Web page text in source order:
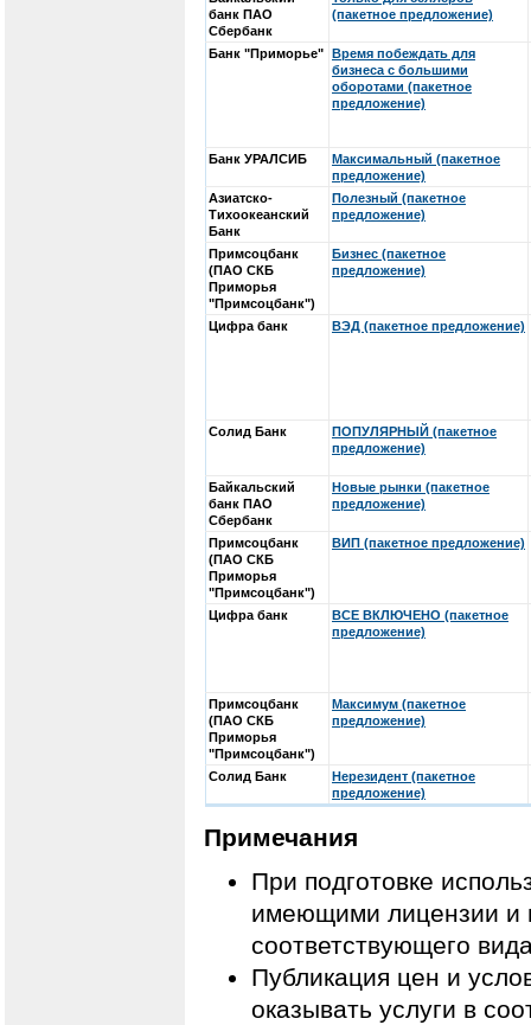
банк ПАО
Сбербанк
(пакетное предложение)
Банк "Приморье" Время побеждать для
бизнеса с большими
оборотами (пакетное
предложение)
Банк УРАЛСИБ
Максимальный (пакетное
предложение)
Азиатско-
Тихоокеанский
Банк
Полезный (пакетное
предложение)
Примсоцбанк
(ПАО СКБ
Приморья
"Примсоцбанк")
Бизнес (пакетное
предложение)
Цифра банк ВЭД (пакетное предложение)
Солид Банк
ПОПУЛЯРНЫЙ (пакетное
предложение)
Байкальский
банк ПАО
Сбербанк
Новые рынки (пакетное
предложение)
Примсоцбанк
(ПАО СКБ
Приморья
"Примсоцбанк")
ВИП (пакетное предложение)
Цифра банк
ВСЕ ВКЛЮЧЕНО (пакетное
предложение)
Примсоцбанк
(ПАО СКБ
Приморья
"Примсоцбанк")
Максимум (пакетное
предложение)
Солид Банк
Нерезидент (пакетное
предложение)
Примечания
При подготовке
имеющими лицензии и
соответствующего
Публикация цен и
оказывать услуги в